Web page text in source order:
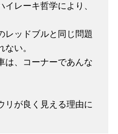
イレーキ哲学により、
レッドブルと同じ問題
い。
は、コーナーであんな
リが良く見える理由に